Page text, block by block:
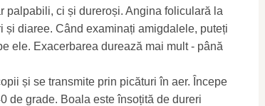
palpabili, ci și dureroși. Angina foliculară la
și diaree. Când examinați amigdalele, puteți
ele. Exacerbarea durează mai mult - până
și se transmite prin picături în aer. Începe
de grade. Boala este însoțită de dureri